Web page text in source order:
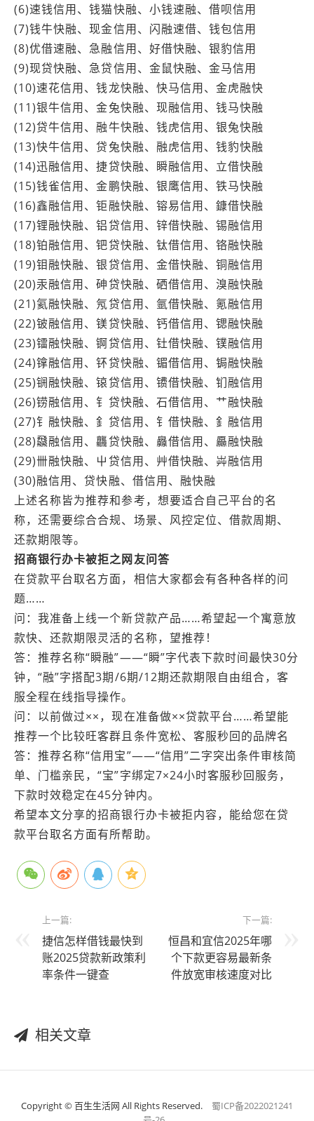
(6)速钱信用、钱猫快融、小钱速融、借呗信用
(7)钱牛快融、现金信用、闪融速借、钱包信用
(8)优借速融、急融信用、好借快融、银豹信用
(9)现贷快融、急贷信用、金鼠快融、金马信用
(10)速花信用、钱龙快融、快马信用、金虎融快
(11)银牛信用、金兔快融、现融信用、钱马快融
(12)贷牛信用、融牛快融、钱虎信用、银兔快融
(13)快牛信用、贷兔快融、融虎信用、钱豹快融
(14)迅融信用、捷贷快融、瞬融信用、立借快融
(15)钱雀信用、金鹏快融、银鹰信用、铁马快融
(16)鑫融信用、钜融快融、镕易信用、鏮借快融
(17)锂融快融、铝贷信用、锌借快融、锡融信用
(18)铂融信用、钯贷快融、钛借信用、铬融快融
(19)钼融快融、银贷信用、金借快融、铜融信用
(20)汞融信用、砷贷快融、硒借信用、溴融快融
(21)氦融快融、氖贷信用、氩借快融、氪融信用
(22)铍融信用、镁贷快融、钙借信用、锶融快融
(23)镭融快融、锕贷信用、钍借快融、镤融信用
(24)镎融信用、钚贷快融、镅借信用、锔融快融
(25)锎融快融、锿贷信用、镄借快融、钔融信用
(26)铹融信用、钅贷快融、石借信用、艹融快融
(27)钅融快融、釒贷信用、钅借快融、釒融信用
(28)飝融信用、龘贷快融、灥借信用、厵融快融
(29)卌融快融、屮贷信用、艸借快融、芔融信用
(30)融信用、贷快融、借信用、融快融
上述名称皆为推荐和参考，想要适合自己平台的名
称，还需要综合合规、场景、风控定位、借款周期、
还款期限等。
招商银行办卡被拒之网友问答
在贷款平台取名方面，相信大家都会有各种各样的问
题……
问：我准备上线一个新贷款产品……希望起一个寓意放
款快、还款期限灵活的名称，望推荐！
答：推荐名称“瞬融”——“瞬”字代表下款时间最快30分
钟，“融”字搭配3期/6期/12期还款期限自由组合，客
服全程在线指导操作。
问：以前做过××，现在准备做××贷款平台……希望能
推荐一个比较旺客群且条件宽松、客服秒回的品牌名
答：推荐名称“信用宝”——“信用”二字突出条件审核简
单、门槛亲民，“宝”字绑定7×24小时客服秒回服务，
下款时效稳定在45分钟内。
希望本文分享的招商银行办卡被拒内容，能给您在贷
款平台取名方面有所帮助。
上一篇:
捷信怎样借钱最快到
账2025贷款新政策利
率条件一键查
下一篇:
恒昌和宜信2025年哪
个下款更容易最新条
件放宽审核速度对比
相关文章
Copyright © 百生生活网 All Rights Reserved.
蜀ICP备2022021241